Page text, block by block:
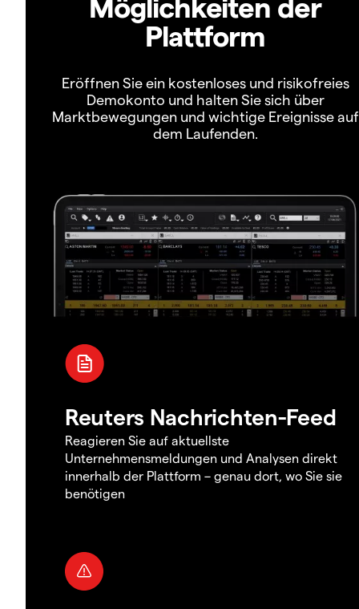
Plattform
Eröffnen Sie ein kostenloses und risikofreies
Demokonto und halten Sie sich über
Marktbewegungen und wichtige Ereignisse auf
dem Laufenden.
Reuters Nachrichten-Feed
Reagieren Sie auf aktuellste
Unternehmensmeldungen und Analysen direkt
innerhalb der Plattform – genau dort, wo Sie sie
benötigen